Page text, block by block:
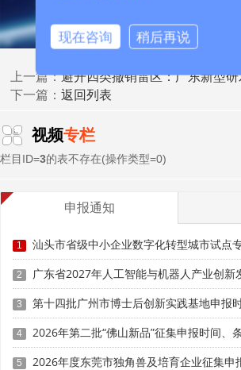
(二)全链条人才扶持，解决引才、留
新型研发机构被划定为珠海重点人才
住房、科研津贴、博士后平台政策全部
次团队、青年科研人员、港澳外籍人才。
1. 高层次团队专项资助
上一篇：避开四类撤销雷区：广东新型研发机构年度考核
下一篇：返回列表
视频专栏
栏目ID=3的表不存在(操作类型=0)
申报通知
1 汕头市省级中小企业数字化转型城市试点专项资金（制造业数字化改造方向）第七批项目
2 广东省2027年人工智能与机器人产业创新发展资金开源相关项目入库
3 第十四批广州市博士后创新实践基地申报时间、
4 2026年第二批“佛山新品”征集申报时间、
5 2026年度东莞市独角兽及培育企业征集申报时间
现在咨询 稍后再说